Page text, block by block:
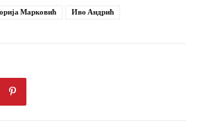
Марковић Иво Андрић